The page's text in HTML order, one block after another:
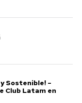
Sostenible! –
Club Latam en